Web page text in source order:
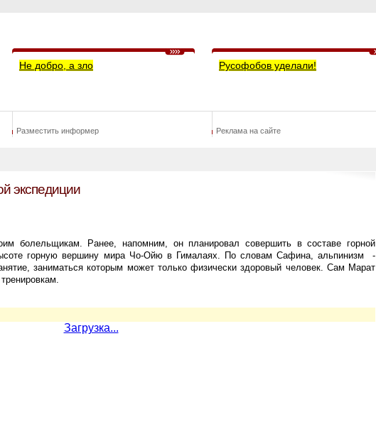
Не добро, а зло Русофобов уделали!
Разместить информер Реклама на сайте
экспедиции
болельщикам. Ранее, напомним, он планировал совершить в составе горной
горную вершину мира Чо-Ойю в Гималаях. По словам Сафина, альпинизм
-
заниматься которым может только физически здоровый человек. Сам Марат
Загрузка...